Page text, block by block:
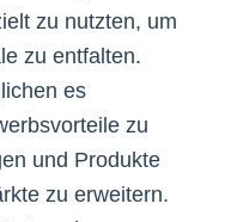
zu nutzten, um
zu entfalten.
es
zu
und Produkte
zu erweitern.